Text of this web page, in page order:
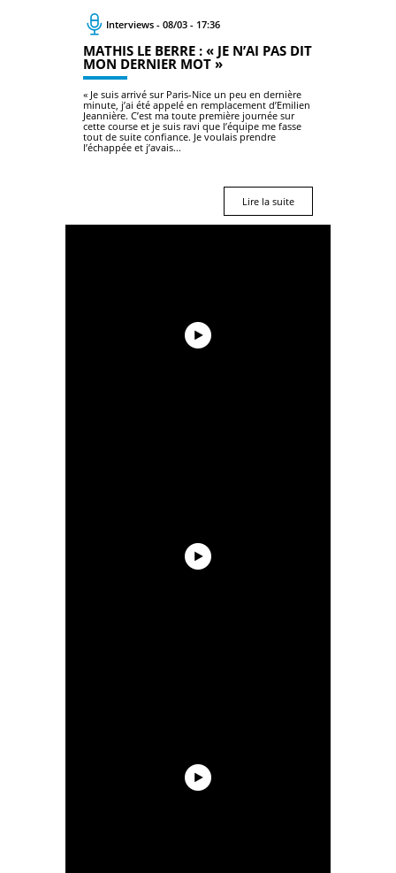
Interviews - 08/03 - 17:36
MATHIS LE BERRE : « JE N’AI PAS DIT
MON DERNIER MOT »
« Je suis arrivé sur Paris-Nice un peu en dernière
minute, j’ai été appelé en remplacement d’Emilien
Jeannière. C’est ma toute première journée sur
cette course et je suis ravi que l’équipe me fasse
tout de suite confiance. Je voulais prendre
l’échappée et j’avais...
Lire la suite